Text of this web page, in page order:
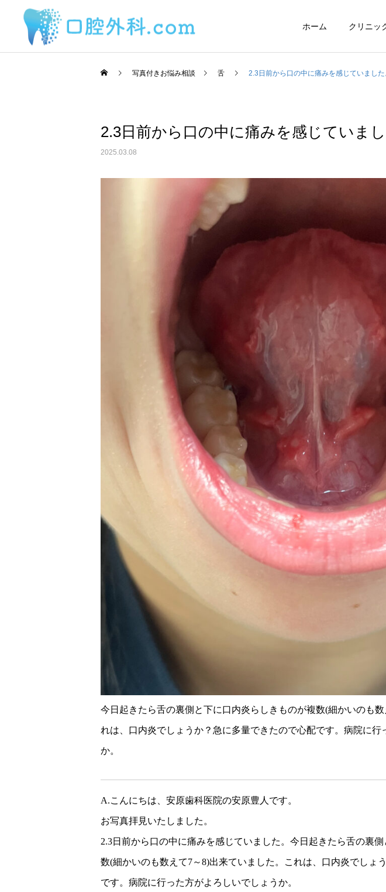
ホーム クリニッ
サービスサンプル4 サービスサンプル3
6月初めに1センチ越と思わ
2日前から丸印の所に痛み
舌の裏に口内炎ができたよ
写真付きお悩み相談 舌 2.3日前から口の中に痛みを感じていました
2.3日前から口の中に痛みを感じていまし
2025.03.08
今日起きたら舌の裏側と下に口内炎らしきものが複数(細かいのも
れは、口内炎でしょうか？急に多量できたので心配です。病院に行
か。
A.こんにちは、安原歯科医院の安原豊人です。
お写真拝見いたしました。
2.3日前から口の中に痛みを感じていました。今日起きたら舌の裏
数(細かいのも数えて7～8)出来ていました。これは、口内炎でしょ
です。病院に行った方がよろしいでしょうか。